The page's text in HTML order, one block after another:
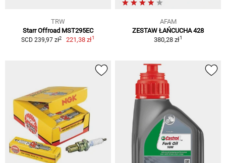
TRW
Starr Offroad MST295EC
SCD 239,97 zł2 221,38 zł1
AFAM
ZESTAW ŁAŃCUCHA 428
380,28 zł1